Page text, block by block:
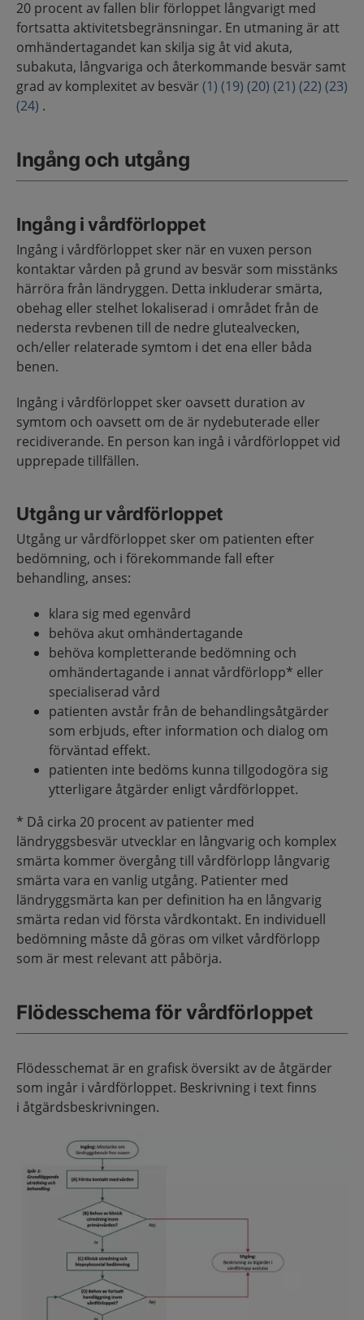
20 procent av fallen blir förloppet långvarigt med
fortsatta aktivitetsbegränsningar. En utmaning är att
omhändertagandet kan skilja sig åt vid akuta,
subakuta, långvariga och återkommande besvär samt
grad av komplexitet av besvär (1) (19) (20) (21) (22) (23)
(24) .
Ingång och utgång
Ingång i vårdförloppet
Ingång i vårdförloppet sker när en vuxen person
kontaktar vården på grund av besvär som misstänks
härröra från ländryggen. Detta inkluderar smärta,
obehag eller stelhet lokaliserad i området från de
nedersta revbenen till de nedre glutealvecken,
och/eller relaterade symtom i det ena eller båda
benen.
Ingång i vårdförloppet sker oavsett duration av
symtom och oavsett om de är nydebuterade eller
recidiverande. En person kan ingå i vårdförloppet vid
upprepade tillfällen.
Utgång ur vårdförloppet
Utgång ur vårdförloppet sker om patienten efter
bedömning, och i förekommande fall efter
behandling, anses:
klara sig med egenvård
behöva akut omhändertagande
behöva kompletterande bedömning och
omhändertagande i annat vårdförlopp* eller
specialiserad vård
patienten avstår från de behandlingsåtgärder
som erbjuds, efter information och dialog om
förväntad effekt.
patienten inte bedöms kunna tillgodogöra sig
ytterligare åtgärder enligt vårdförloppet.
* Då cirka 20 procent av patienter med
ländryggsbesvär utvecklar en långvarig och komplex
smärta kommer övergång till vårdförlopp långvarig
smärta vara en vanlig utgång. Patienter med
ländryggsmärta kan per definition ha en långvarig
smärta redan vid första vårdkontakt. En individuell
bedömning måste då göras om vilket vårdförlopp
som är mest relevant att påbörja.
Flödesschema för vårdförloppet
Flödesschemat är en grafisk översikt av de åtgärder
som ingår i vårdförloppet. Beskrivning i text finns
i åtgärdsbeskrivningen.